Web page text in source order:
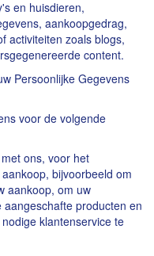
en huisdieren,
aankoopgedrag,
activiteiten zoals blogs,
content.
Persoonlijke Gegevens
voor de volgende
ons, voor het
bijvoorbeeld om
aankoop, om uw
producten en
klantenservice te